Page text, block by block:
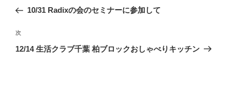
ナ
ビ
ゲ
の
稿
10/31 Radixの会のセミナーに参加して
次
の
次
12/14 生活クラブ千葉 柏ブロックおしゃべりキッチン